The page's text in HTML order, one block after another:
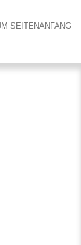
SEITENANFANG
und